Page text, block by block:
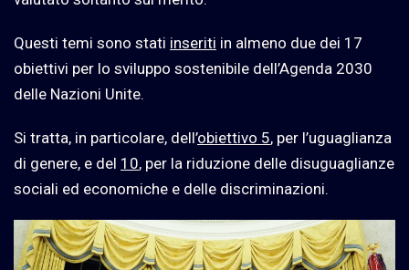
Questi temi sono stati inseriti in almeno due dei 17
obiettivi per lo sviluppo sostenibile dell’Agenda 2030
delle Nazioni Unite.
Si tratta, in particolare, dell’obiettivo 5, per l’uguaglianza
di genere, e del 10, per la riduzione delle disuguaglianze
sociali ed economiche e delle discriminazioni.